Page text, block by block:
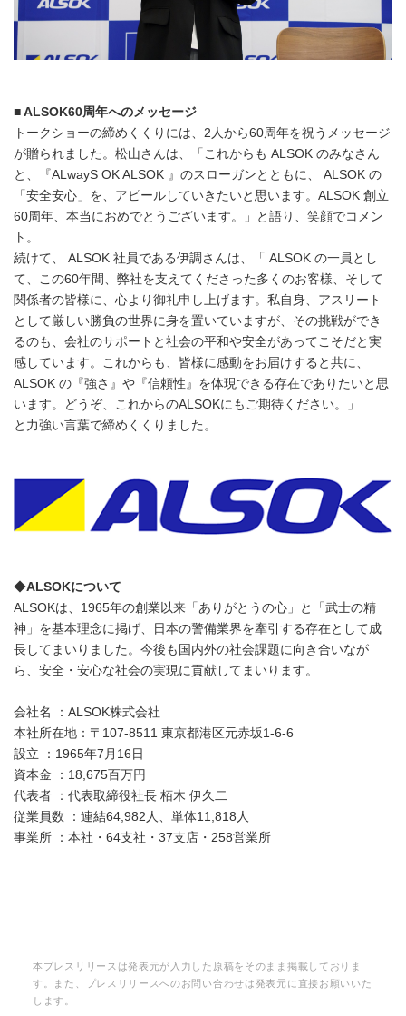
■ ALSOK60周年へのメッセージ
トークショーの締めくくりには、2人から60周年を祝うメッセージ
が贈られました。松山さんは、「これからも ALSOK のみなさん
と、『ALwayS OK ALSOK 』のスローガンとともに、 ALSOK の
「安全安心」を、アピールしていきたいと思います。ALSOK 創立
60周年、本当におめでとうございます。」と語り、笑顔でコメン
ト。
続けて、 ALSOK 社員である伊調さんは、「 ALSOK の一員とし
て、この60年間、弊社を支えてくださった多くのお客様、そして
関係者の皆様に、心より御礼申し上げます。私自身、アスリート
として厳しい勝負の世界に身を置いていますが、その挑戦ができ
るのも、会社のサポートと社会の平和や安全があってこそだと実
感しています。これからも、皆様に感動をお届けすると共に、
ALSOK の『強さ』や『信頼性』を体現できる存在でありたいと思
います。どうぞ、これからのALSOKにもご期待ください。」
と力強い言葉で締めくくりました。
◆ALSOKについて
ALSOKは、1965年の創業以来「ありがとうの心」と「武士の精
神」を基本理念に掲げ、日本の警備業界を牽引する存在として成
長してまいりました。今後も国内外の社会課題に向き合いなが
ら、安全・安心な社会の実現に貢献してまいります。
会社名 ：ALSOK株式会社
本社所在地：〒107-8511 東京都港区元赤坂1-6-6
設立 ：1965年7月16日
資本金 ：18,675百万円
代表者 ：代表取締役社長 栢木 伊久二
従業員数 ：連結64,982人、単体11,818人
事業所 ：本社・64支社・37支店・258営業所
本プレスリリースは発表元が入力した原稿をそのまま掲載しておりま
す。また、プレスリリースへのお問い合わせは発表元に直接お願いいた
します。